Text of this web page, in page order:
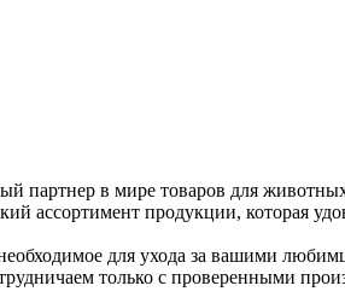
партнер в мире товаров для
ассортимент продукции, которая
для ухода за вашими
только с проверенными